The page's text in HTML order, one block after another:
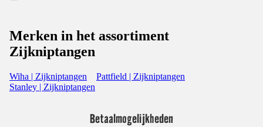
Merken in het assortiment
Zijkniptangen
Wiha | Zijkniptangen
Pattfield | Zijkniptangen
Stanley | Zijkniptangen
Betaalmogelijkheden